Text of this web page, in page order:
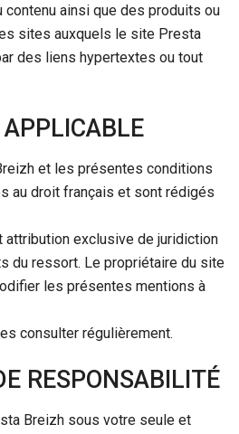
ainsi que des produits ou
sites auxquels le site Presta
des liens hypertextes ou tout
APPLICABLE
et les présentes conditions
au droit français et sont rédigés
exclusive de juridiction
du ressort. Le propriétaire du site
les présentes mentions à
consulter régulièrement.
RESPONSABILITÉ
Breizh sous votre seule et